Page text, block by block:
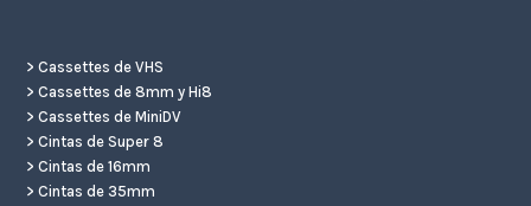
> Cassettes de VHS
> Cassettes de 8mm y Hi8
> Cassettes de MiniDV
> Cintas de Super 8
> Cintas de 16mm
> Cintas de 35mm